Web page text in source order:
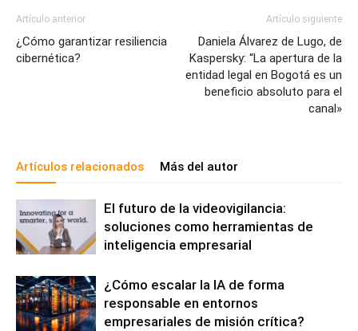
Artículo anterior
¿Cómo garantizar resiliencia
cibernética?
Artículo siguiente
Daniela Álvarez de Lugo, de
Kaspersky: “La apertura de la
entidad legal en Bogotá es un
beneficio absoluto para el
canal»
Artículos relacionados Más del autor
El futuro de la videovigilancia:
soluciones como herramientas de
inteligencia empresarial
¿Cómo escalar la IA de forma
responsable en entornos
empresariales de misión crítica?